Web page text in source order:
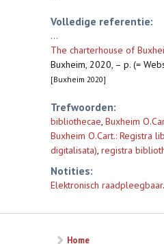
Volledige referentie:
...
The charterhouse of
Buxheim, 2020, – p. (=
[Buxheim 2020]
Trefwoorden:
bibliothecae, Buxheim
Buxheim O.Cart.: Registra
digitalisata), registra
Notities:
Elektronisch raadpleegbaar.
Home